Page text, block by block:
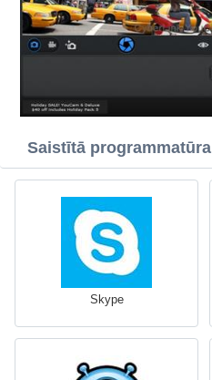
Saistītā programmatūra
Skype